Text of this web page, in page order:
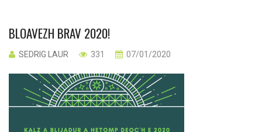
BLOAVEZH BRAV 2020!
SEDRIG LAUR 331 07/01/2020